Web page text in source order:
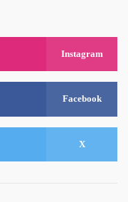
Instagram
Facebook
X